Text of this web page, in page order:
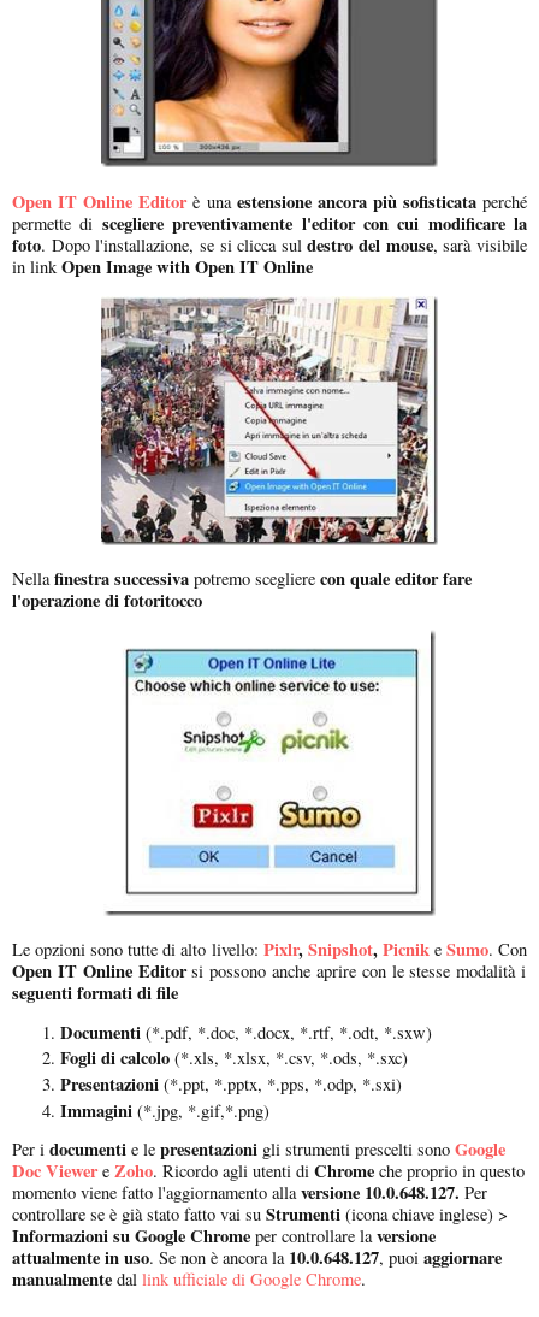
Open IT Online Editorè unaestensione ancora più sofisticataperché
permette di scegliere preventivamente l'editor con cui modificare la
foto. Dopo l'installazione, se si clicca suldestro del mouse, sarà visibile
in link Open Image with Open IT Online
Nellafinestra successiva potremo scegliere con quale editor fare
l'operazione di fotoritocco
Le opzioni sono tutte di alto livello: Pixlr,Snipshot,Picnik e Sumo. Con
Open IT Online Editorsi possono anche aprire con le stesse modalità i
seguenti formati di file
Documenti (*.pdf, *.doc, *.docx, *.rtf, *.odt, *.sxw)
Fogli di calcolo (*.xls, *.xlsx, *.csv, *.ods, *.sxc)
Presentazioni (*.ppt, *.pptx, *.pps, *.odp, *.sxi)
Immagini (*.jpg, *.gif,*.png)
Per i documenti e le presentazioni gli strumenti prescelti sono Google
Doc Viewere Zoho. Ricordo agli utenti di Chrome che proprio in questo
momento viene fatto l'aggiornamento allaversione 10.0.648.127. Per
controllare se è già stato fatto vai su Strumenti (icona chiave inglese) >
Informazioni su Google Chrome per controllare laversione
attualmente in uso. Se non è ancora la 10.0.648.127, puoi aggiornare
manualmente dal link ufficiale di Google Chrome.